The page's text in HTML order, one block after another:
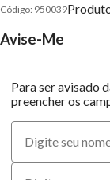
950039
Avise-Me
Para ser avisado
preencher os